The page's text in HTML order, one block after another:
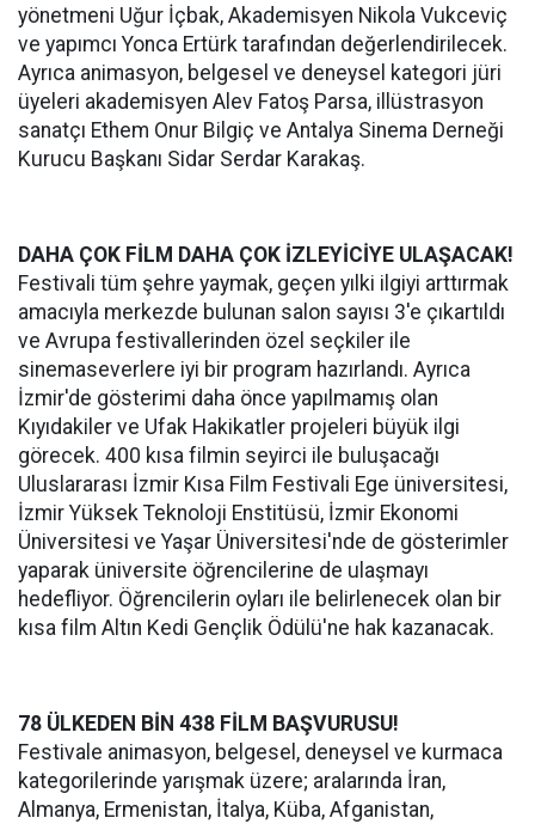
yönetmeni Uğur İçbak, Akademisyen Nikola Vukceviç
ve yapımcı Yonca Ertürk tarafından değerlendirilecek.
Ayrıca animasyon, belgesel ve deneysel kategori jüri
üyeleri akademisyen Alev Fatoş Parsa, illüstrasyon
sanatçı Ethem Onur Bilgiç ve Antalya Sinema Derneği
Kurucu Başkanı Sidar Serdar Karakaş.
DAHA ÇOK FİLM DAHA ÇOK İZLEYİCİYE ULAŞACAK!
Festivali tüm şehre yaymak, geçen yılki ilgiyi arttırmak
amacıyla merkezde bulunan salon sayısı 3'e çıkartıldı
ve Avrupa festivallerinden özel seçkiler ile
sinemaseverlere iyi bir program hazırlandı. Ayrıca
İzmir'de gösterimi daha önce yapılmamış olan
Kıyıdakiler ve Ufak Hakikatler projeleri büyük ilgi
görecek. 400 kısa filmin seyirci ile buluşacağı
Uluslararası İzmir Kısa Film Festivali Ege üniversitesi,
İzmir Yüksek Teknoloji Enstitüsü, İzmir Ekonomi
Üniversitesi ve Yaşar Üniversitesi'nde de gösterimler
yaparak üniversite öğrencilerine de ulaşmayı
hedefliyor. Öğrencilerin oyları ile belirlenecek olan bir
kısa film Altın Kedi Gençlik Ödülü'ne hak kazanacak.
78 ÜLKEDEN BİN 438 FİLM BAŞVURUSU!
Festivale animasyon, belgesel, deneysel ve kurmaca
kategorilerinde yarışmak üzere; aralarında İran,
Almanya, Ermenistan, İtalya, Küba, Afganistan,